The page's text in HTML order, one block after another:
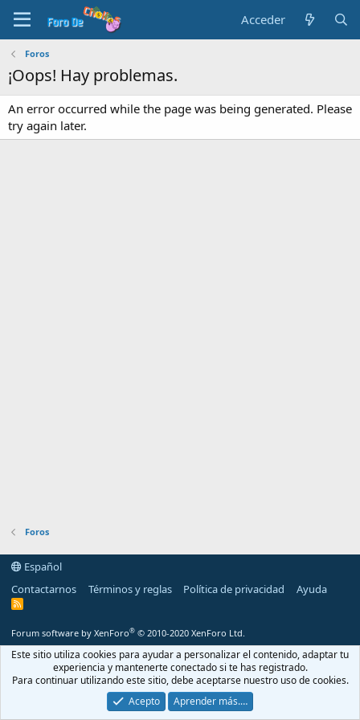
Acceder
Foros
¡Oops! Hay problemas.
An error occurred while the page was being generated. Please
try again later.
Foros
Español
Contactarnos
Términos y reglas Política de privacidad Ayuda
R
Forum software by XenForo® © 2010-2020 XenForo Ltd.
Este sitio utiliza cookies para ayudar a personalizar el contenido, adaptar tu
experiencia y mantenerte conectado si te has registrado.
Para continuar utilizando este sitio, debe aceptarse nuestro uso de cookies.
Acepto
Aprender más.…